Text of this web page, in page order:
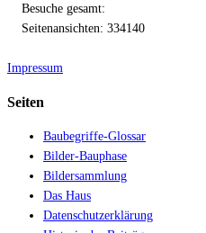
Besuche gesamt:
Seitenansichten: 334140
Impressum
Seiten
Baubegriffe-Glossar
Bilder-Bauphase
Bildersammlung
Das Haus
Datenschutzerklärung